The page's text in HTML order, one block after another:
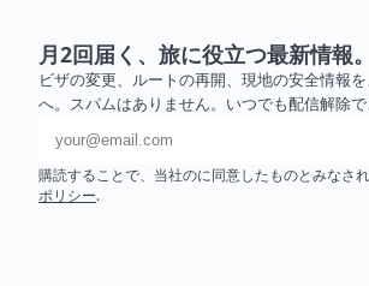
月2回届く、旅に役立つ最新情報。
ビザの変更、ルートの再開、現地の安全情報
へ。スパムはありません。いつでも配信解除で
メールアドレス
購読することで、当社のに同意したものとみなさ
ポリシー.